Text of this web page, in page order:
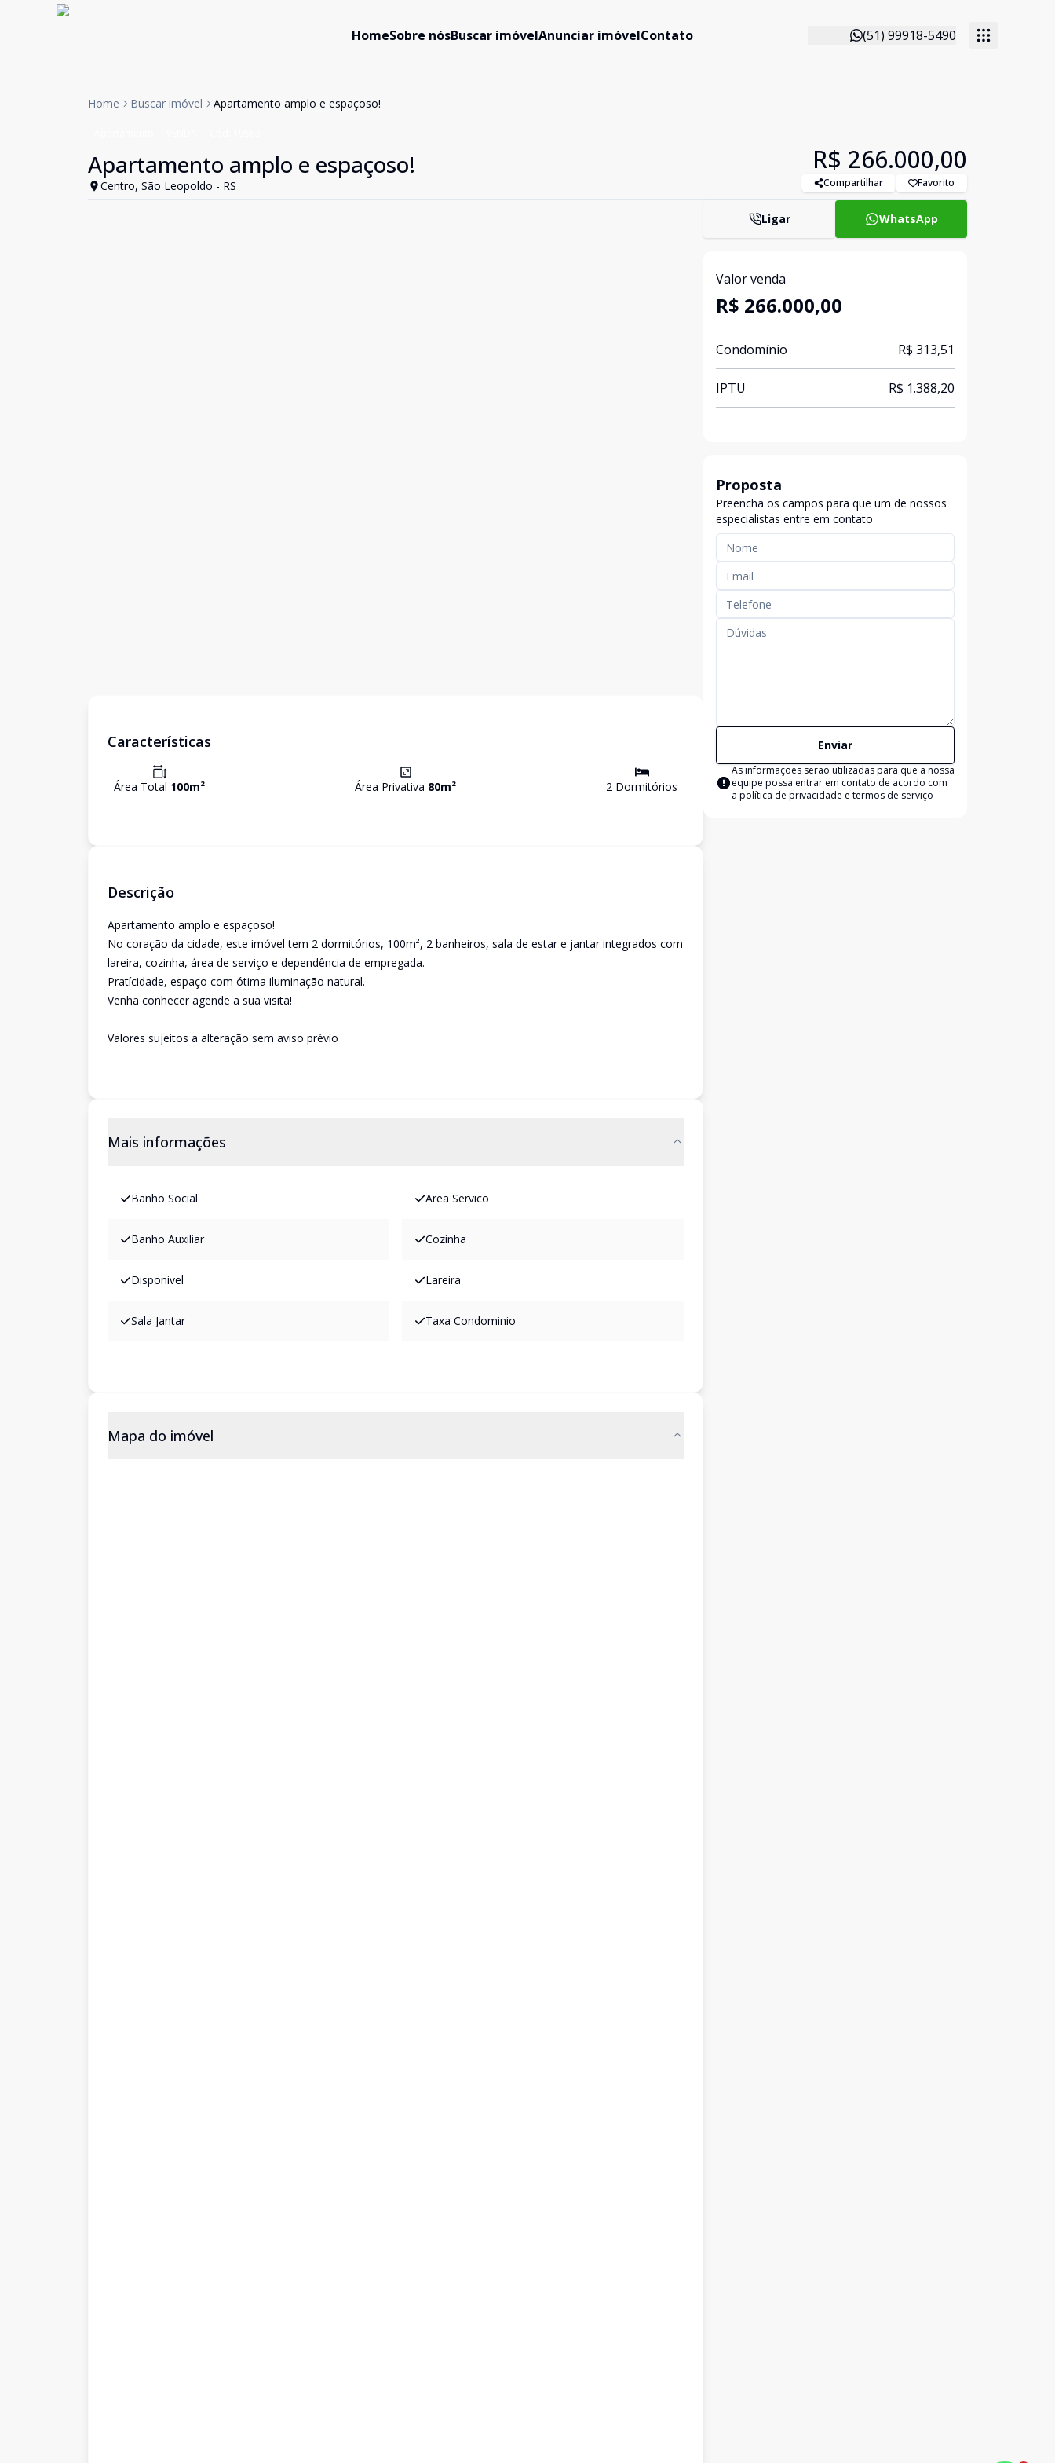
HomeSobre nósBuscar imóvelAnunciar imóvelContato (51) 99918-5490
Home Buscar imóvel Apartamento amplo e espaçoso!
Apartamento amplo e espaçoso!
Centro, São Leopoldo - RS
R$ 266.000,00
Compartilhar Favorito
Características
Área Total 100m² Área Privativa 80m² 2 Dormitórios
Descrição
Apartamento amplo e espaçoso!
No coração da cidade, este imóvel tem 2 dormitórios, 100m², 2 banheiros, sala de estar e jantar integrados com
lareira, cozinha, área de serviço e dependência de empregada.
Pratícidade, espaço com ótima iluminação natural.
Venha conhecer agende a sua visita!
Valores sujeitos a alteração sem aviso prévio
Mais informações
Banho Social Area Servico
Banho Auxiliar Cozinha
Disponivel Lareira
Sala Jantar Taxa Condominio
Mapa do imóvel
Ligar WhatsApp
Valor venda
R$ 266.000,00
Condomínio R$ 313,51
IPTU R$ 1.388,20
Proposta
Preencha os campos para que um de nossos
especialistas entre em contato
Enviar
As informações serão utilizadas para que a nossa
equipe possa entrar em contato de acordo com
a política de privacidade e termos de serviço